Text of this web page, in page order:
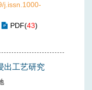
j.issn.1000-
PDF(43)
出工艺研究